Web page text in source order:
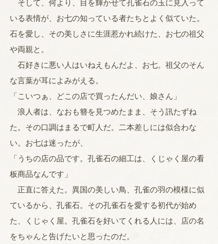
そして、何より、目を輝かせて孔雀石の玉に見入って
いる表情が、お七の知っている者たちとよく似ていた。
石を愛し、その美しさに生涯惹かれ続けた、お七の祖父
や両親と。
石好きに悪い人はいねえもんだよ、お七。祖父のそん
な言葉が耳によみがえる。
「こいつぁ、どこの店で買ったんだい、娘さん」
浪人者は、なおも簪を見つめたまま、そう訊たずね
た。その口調はまるで町人だ。二本差しには似合わな
い。お七は迷ったが、
「うちの店の品です。孔雀石の細工は、くじゃく屋の看
板商品なんです」
正直に答えた。異国の美しい鳥、孔雀の羽の模様に似
ているから、孔雀石。その孔雀石を愛する初代が始め
た、くじゃく屋。孔雀石を好いてくれる人には、店の名
をちゃんと告げたいと思ったのだ。